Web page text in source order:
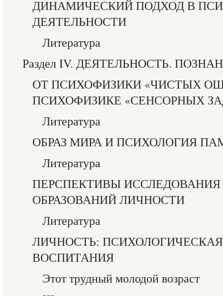
ДИНАМИЧЕСКИЙ ПОДХОД В
ДЕЯТЕЛЬНОСТИ
Литература
Раздел IV. ДЕЯТЕЛЬНОСТЬ.
ОТ ПСИХОФИЗИКИ «ЧИСТЫХ
ПСИХОФИЗИКЕ «СЕНСОРНЫХ
Литература
ОБРАЗ МИРА И ПСИХОЛОГИЯ
Литература
ПЕРСПЕКТИВЫ
ОБРАЗОВАНИЙ ЛИЧНОСТИ
Литература
ЛИЧНОСТЬ:
ВОСПИТАНИЯ
Этот трудный молодой возраст